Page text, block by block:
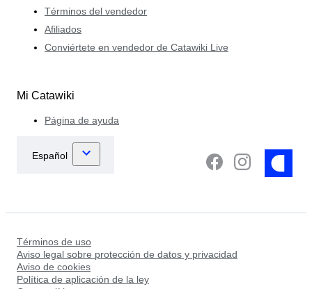
Términos del vendedor
Afiliados
Conviértete en vendedor de Catawiki Live
Mi Catawiki
Página de ayuda
Términos de uso
Aviso legal sobre protección de datos y privacidad
Aviso de cookies
Política de aplicación de la ley